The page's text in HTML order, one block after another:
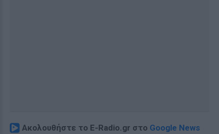
Ακολουθήστε το E-Radio.gr στο Google News